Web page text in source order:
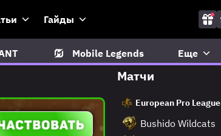
Гайды
Mobile Legends Еще
Матчи
European Pro League
Bushido Wildcats